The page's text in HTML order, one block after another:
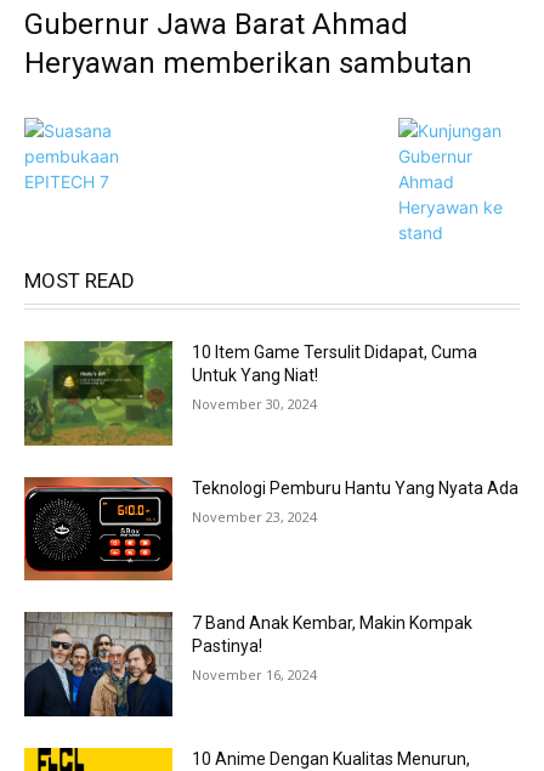
Gubernur Jawa Barat Ahmad
Heryawan memberikan sambutan
MOST READ
10 Item Game Tersulit Didapat, Cuma
Untuk Yang Niat!
November 30, 2024
Teknologi Pemburu Hantu Yang Nyata Ada
November 23, 2024
7 Band Anak Kembar, Makin Kompak
Pastinya!
November 16, 2024
10 Anime Dengan Kualitas Menurun,